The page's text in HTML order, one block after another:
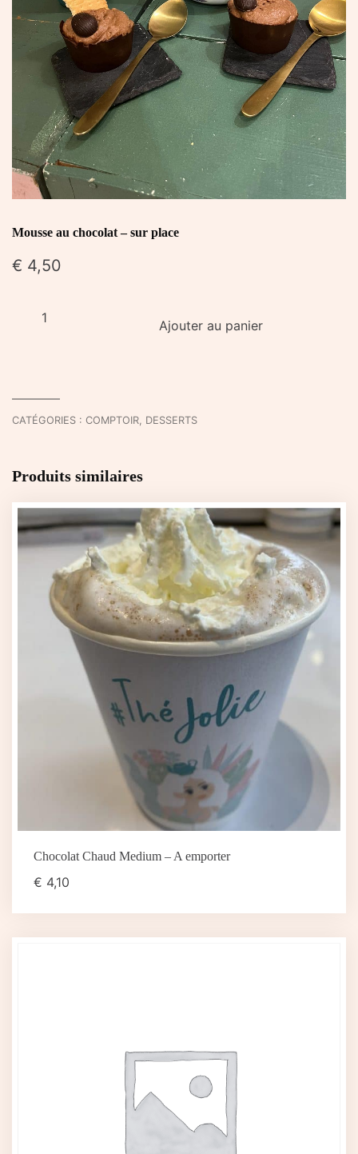
Mousse au chocolat – sur place
€ 4,50
quantité
sur
Ajouter au panier
CATÉGORIES : COMPTOIR, DESSERTS
Produits similaires
Chocolat Chaud Medium – A emporter
€ 4,10